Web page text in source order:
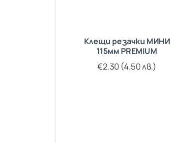
Клещи резачки МИНИ
115мм PREMIUM
€2.30 (4.50 лв.)